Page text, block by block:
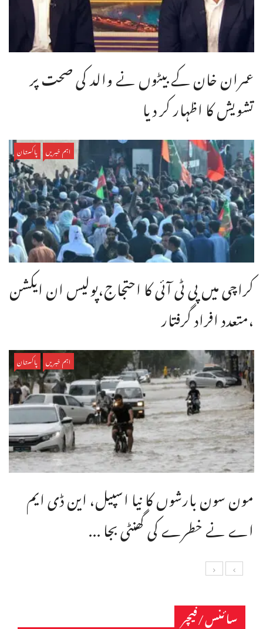
عمران خان کے بیٹوں نے والد کی صحت پر
تشویش کا اظہار کر دیا
اہم خبریں پاکستان
کراچی میں پی ٹی آئی کا احتجاج،پولیس ان ایکشن
،متعدد افراد گرفتار
اہم خبریں پاکستان
مون سون بارشوں کا نیا اسپیل، این ڈی ایم
اے نے خطرے کی گھنٹی بجا ...
سائنس/فیچر